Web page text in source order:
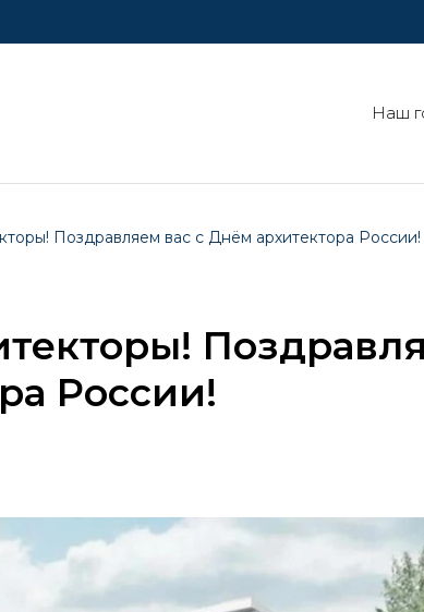
Наш
Поздравляем вас с Днём архитектора России!
России!